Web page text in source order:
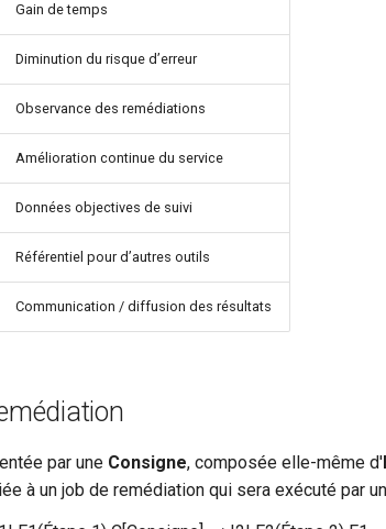
Gain de temps
Diminution du risque d’erreur
Observance des remédiations
Amélioration continue du service
Données objectives de suivi
Référentiel pour d’autres outils
Communication / diffusion des résultats
par une Consigne, composée elle-même d'
à un job de remédiation qui sera exécuté par